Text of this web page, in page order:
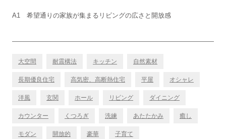
A1 希望通りの家族が集まるリビングの広さと開放感
大空間 耐震構法 キッチン 自然素材
長期優良住宅 高気密、高断熱住宅 平屋 オシャレ
洋風 玄関 ホール リビング ダイニング
カウンター くつろぎ 洗練 あたたかみ 癒し
モダン 開放的 豪華 子育て